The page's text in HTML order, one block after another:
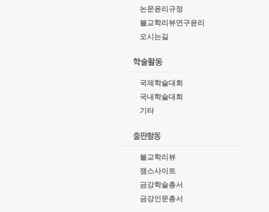
논문윤리규정
불교학리뷰연구윤리
오시는길
국제학술대회
국내학술대회
기타
불교학리뷰
잼스사이트
금강학술총서
금강인문총서